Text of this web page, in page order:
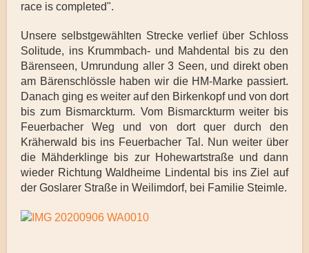
race is completed".
Unsere selbstgewählten Strecke verlief über Schloss
Solitude, ins Krummbach- und Mahdental bis zu den
Bärenseen, Umrundung aller 3 Seen, und direkt oben
am Bärenschlössle haben wir die HM-Marke passiert.
Danach ging es weiter auf den Birkenkopf und von dort
bis zum Bismarckturm. Vom Bismarckturm weiter bis
Feuerbacher Weg und von dort quer durch den
Kräherwald bis ins Feuerbacher Tal. Nun weiter über
die Mähderklinge bis zur Hohewartstraße und dann
wieder Richtung Waldheime Lindental bis ins Ziel auf
der Goslarer Straße in Weilimdorf, bei Familie Steimle.